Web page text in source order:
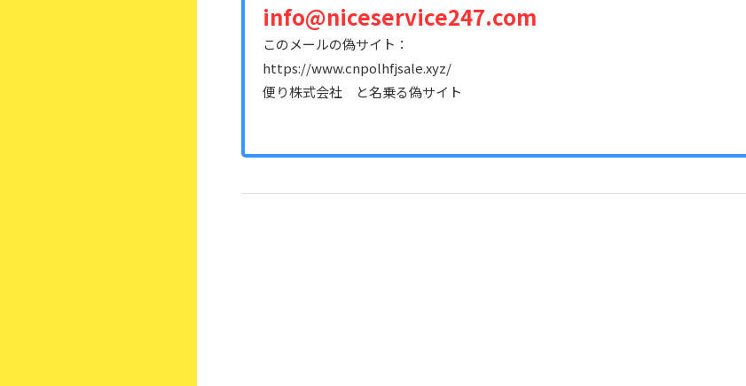
info@niceservice247.com
このメールの偽サイト：
https://www.cnpolhfjsale.xyz/
便り株式会社 と名乗る偽サイト